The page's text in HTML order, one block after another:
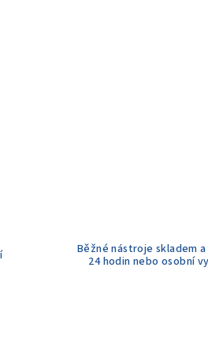
Běžné nástroje skladem
24 hodin nebo osobní